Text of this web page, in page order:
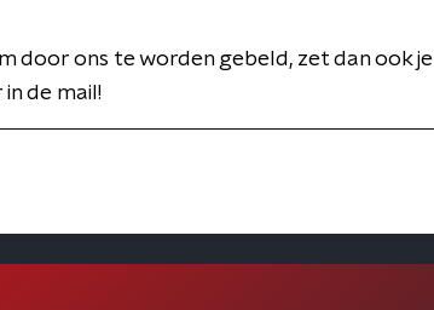
door ons te worden gebeld, zet dan ook je
de mail!